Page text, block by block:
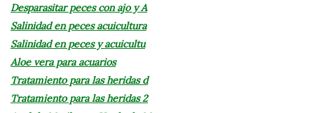
Desparasitar peces con ajo y A
Salinidad en peces acuicultura
Salinidad en peces y acuicultu
Aloe vera para acuarios
Tratamiento para las heridas d
Tratamiento para las heridas 2